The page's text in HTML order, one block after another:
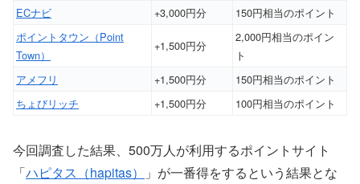
ECナビ
+3,000円分
150円相当のポイント
ポイントタウン（Point
Town）
+1,500円分
2,000円相当のポイン
ト
アメフリ
+1,500円分
150円相当のポイント
ちょびリッチ
+1,500円分 100円相当のポイント
今回調査した結果、500万人が利用するポイントサイト
「ハピタス（hapitas）
」が一番得をするという結果とな